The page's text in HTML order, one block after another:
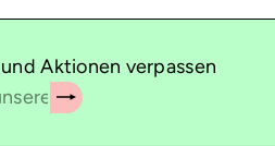
Aktionen verpassen